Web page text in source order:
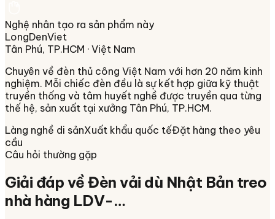
Nghệ nhân tạo ra sản phẩm này
LongDenViet
Tân Phú, TP.HCM · Việt Nam
Chuyên về đèn thủ công Việt Nam với hơn 20 năm kinh
nghiệm. Mỗi chiếc đèn đều là sự kết hợp giữa kỹ thuật
truyền thống và tâm huyết nghề được truyền qua từng
thế hệ, sản xuất tại xưởng Tân Phú, TP.HCM.
Làng nghề di sảnXuất khẩu quốc tếĐặt hàng theo yêu
cầu
Câu hỏi thường gặp
Giải đáp vềĐèn vải dù Nhật Bản treo
nhà hàng LDV-…